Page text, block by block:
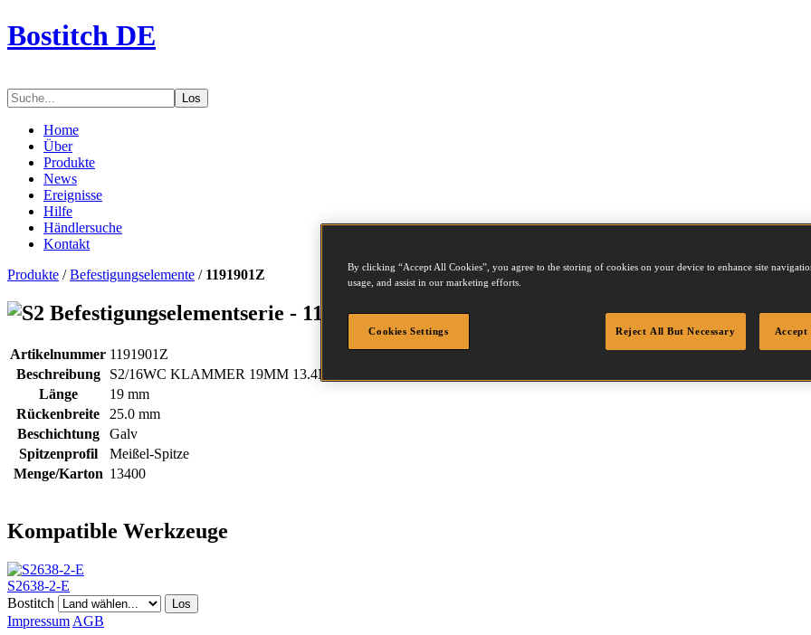
Bostitch DE
Los
Home
Über
Produkte
News
Ereignisse
Hilfe
Händlersuche
Kontakt
Produkte /Befestigungselemente / 1191901Z
Befestigungselementserie - 1191901Z
Artikelnummer 1191901Z
Beschreibung
S2/16WC KLAMMER 19MM 13.4M
Länge
19 mm
Rückenbreite
25.0 mm
Beschichtung
Galv
Spitzenprofil
Meißel-Spitze
Menge/Karton 13400
Kompatible Werkzeuge
S2638-2-E
Bostitch
Los
Impressum AGB
By clicking “Accept All Cookies”, you agree to the storing of cookies on your device to enhance site
usage, and assist in our marketing efforts.
Cookies Settings Reject All But Necessary Accept